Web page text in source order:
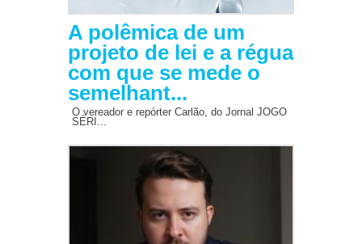
A polêmica de um
projeto de lei e a régua
com que se mede o
semelhant...
O vereador e repórter Carlão, do Jornal JOGO
SÉRI...